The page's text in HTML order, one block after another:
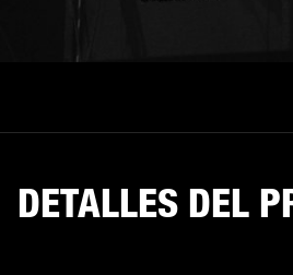
DETALLES DEL